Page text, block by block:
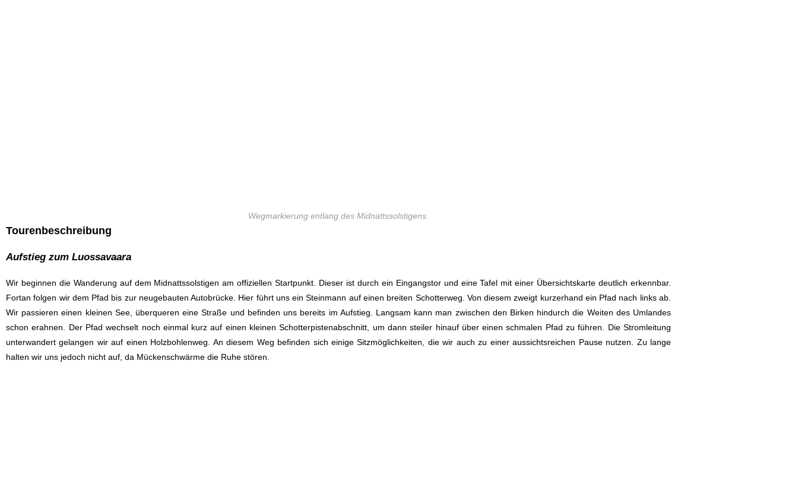
Wegmarkierung entlang des Midnattssolstigens.
Tourenbeschreibung
Aufstieg zum Luossavaara
Wir beginnen die Wanderung auf dem Midnattssolstigen am offiziellen Startpunkt. Dieser ist durch ein Eingangstor und eine Tafel mit einer Übersichtskarte deutlich erkennbar.
Fortan folgen wir dem Pfad bis zur neugebauten Autobrücke. Hier führt uns ein Steinmann auf einen breiten Schotterweg. Von diesem zweigt kurzerhand ein Pfad nach links ab.
Wir passieren einen kleinen See, überqueren eine Straße und befinden uns bereits im Aufstieg. Langsam kann man zwischen den Birken hindurch die Weiten des Umlandes
schon erahnen. Der Pfad wechselt noch einmal kurz auf einen kleinen Schotterpistenabschnitt, um dann steiler hinauf über einen schmalen Pfad zu führen. Die Stromleitung
unterwandert gelangen wir auf einen Holzbohlenweg. An diesem Weg befinden sich einige Sitzmöglichkeiten, die wir auch zu einer aussichtsreichen Pause nutzen. Zu lange
halten wir uns jedoch nicht auf, da Mückenschwärme die Ruhe stören.